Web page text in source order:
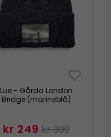
Lue - Gårda London
Bridge (marineblå)
kr 249 kr 309